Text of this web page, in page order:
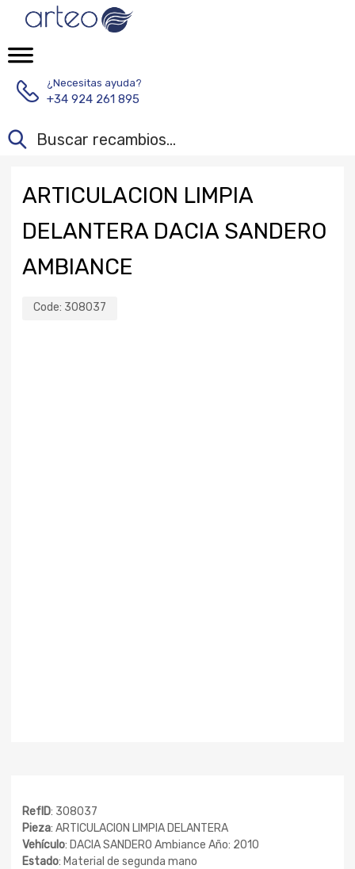
¿Necesitas ayuda?
+34 924 261 895
ARTICULACION LIMPIA
DELANTERA DACIA SANDERO
AMBIANCE
Code: 308037
RefID: 308037
Pieza: ARTICULACION LIMPIA DELANTERA
Vehículo: DACIA SANDERO Ambiance Año: 2010
Estado: Material de segunda mano